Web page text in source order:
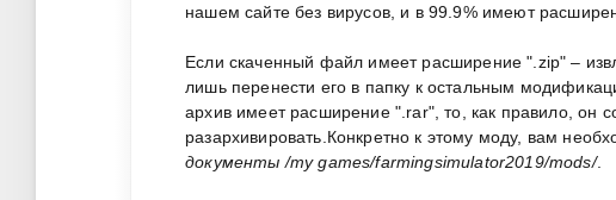
нашем сайте без вирусов, и в 99.9% имеют
Если скаченный файл имеет расширение ".zip" –
лишь перенести его в папку к остальным
архив имеет расширение ".rar", то, как правило, он
разархивировать.Конкретно к этому моду, вам
документы /my games/farmingsimulator2019/mods/.